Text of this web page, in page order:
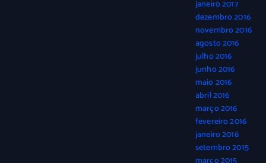
janeiro 2017
dezembro 2016
novembro 2016
agosto 2016
julho 2016
junho 2016
maio 2016
abril 2016
março 2016
fevereiro 2016
janeiro 2016
setembro 2015